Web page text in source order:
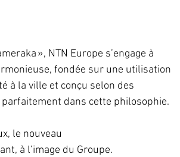
», NTN Europe s’engage à
fondée sur une utilisation
à la ville et conçu selon des
dans cette philosophie.
le nouveau
à l’image du Groupe.